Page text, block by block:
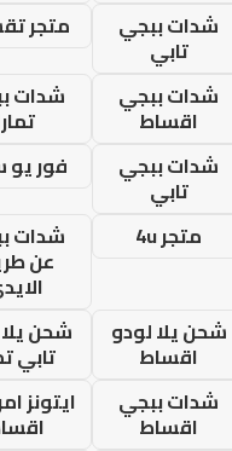
شدات ببجي
تابي
متجر
شدات ببجي
اقساط
شدات
شدات ببجي
تابي
فور يو
متجر 4u
شدات
عن
شحن يلا لودو
اقساط
شحن
تابي
شدات ببجي
اقساط
ايتونز